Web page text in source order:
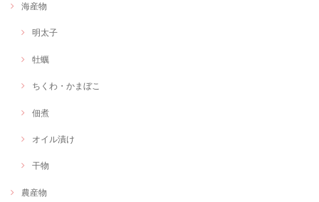
海産物
明太子
牡蠣
ちくわ・かまぼこ
佃煮
オイル漬け
干物
農産物